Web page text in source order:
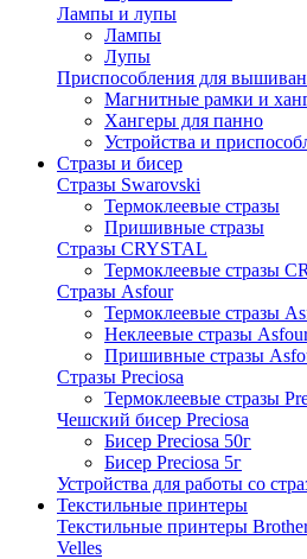
Лампы и лупы
Лампы
Лупы
Приспособления для
Магнитные рамки и
Хангеры для панно
Устройства и
Стразы и бисер
Стразы Swarovski
Термоклеевые стразы
Пришивные стразы
Стразы CRYSTAL
Термоклеевые стразы
Стразы Asfour
Термоклеевые стразы
Неклеевые стразы
Пришивные стразы
Стразы Preciosa
Термоклеевые стразы
Чешский бисер Preciosa
Бисер Preciosa 50г
Бисер Preciosa 5г
Устройства для работы со
Текстильные принтеры
Текстильные принтеры
Velles